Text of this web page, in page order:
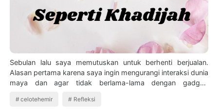
Sebulan lalu saya memutuskan untuk berhenti berjualan.
Alasan pertama karena saya ingin mengurangi interaksi dunia
maya dan agar tidak berlama-lama dengan gadget.
celotehemir Refleksi